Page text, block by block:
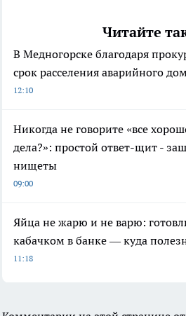
Читайте
В Медногорске благодаря
срок расселения аварийного
12:10
Никогда не говорите «все
дела?»: простой ответ-щит -
нищеты
09:00
Яйца не жарю и не варю:
кабачком в банке — куда
11:18